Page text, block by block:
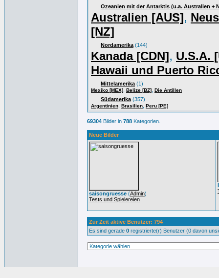
Ozeanien mit der Antarktis (u.a. Australien +
Australien [AUS],
[NZ]
Nordamerika (144)
Kanada [CDN], U.S.A.
Hawaii und Puerto
Mittelamerika (1)
Mexiko [MEX] Belize [BZ] Die Antillen
Südamerika (357)
Argentinien Brasilien Peru [PE]
69304 Bilder in 788 Kategorien.
Neue Bilder
saisongruesse (Admin)
Tests und Spielereien
Zur Zeit aktive Benutzer: 794
Es sind gerade 0 registrierte(r) Benutzer (0 davon